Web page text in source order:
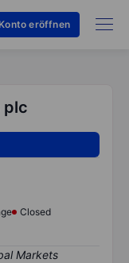
Konto eröffnen
plc
Closed